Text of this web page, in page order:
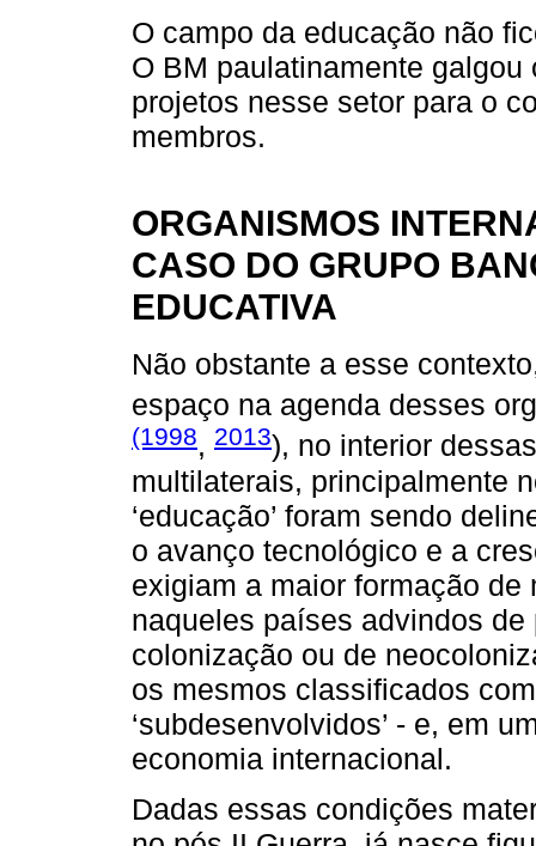
O campo da educação não
O BM paulatinamente galgou
projetos nesse setor para o
membros.
ORGANISMOS
CASO DO GRUPO
EDUCATIVA
Não obstante a esse
espaço na agenda desses
(1998, 2013), no interior
multilaterais, principalmente
‘educação’ foram sendo
o avanço tecnológico e a
exigiam a maior formação
naqueles países advindos
colonização ou de
os mesmos classificados
‘subdesenvolvidos’ - e, em
economia internacional.
Dadas essas condições